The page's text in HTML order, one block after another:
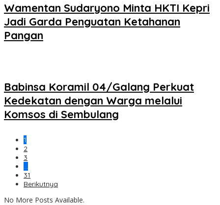
Wamentan Sudaryono Minta HKTI Kepri
Jadi Garda Penguatan Ketahanan
Pangan
Babinsa Koramil 04/Galang Perkuat
Kedekatan dengan Warga melalui
Komsos di Sembulang
1
2
3
…
31
Berikutnya
No More Posts Available.